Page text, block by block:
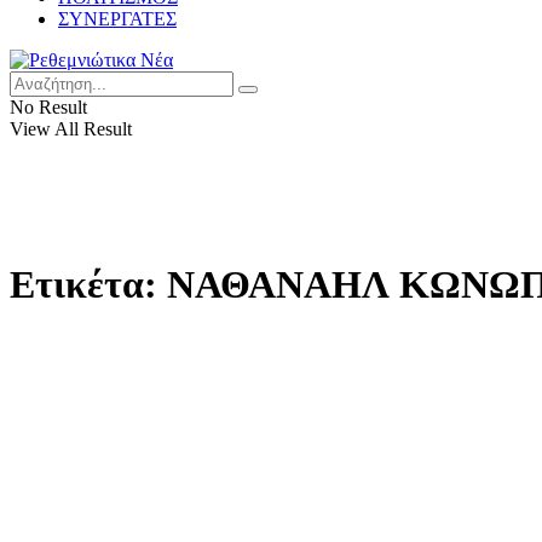
ΣΥΝΕΡΓΑΤΕΣ
No Result
View All Result
Ετικέτα: ΝΑΘΑΝΑΗΛ